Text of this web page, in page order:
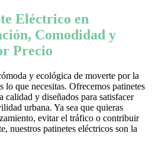
Eléctrico en
Comodidad y
Precio
y ecológica de moverte por la
lo que necesitas. Ofrecemos patinetes
calidad y diseñados para satisfacer
urbana. Ya sea que quieras
evitar el tráfico o contribuir
nuestros patinetes eléctricos son la